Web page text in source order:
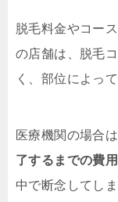
脱毛料金やコー
の店舗は、脱毛
く、部位によっ
医療機関の場合
了するまでの費
中で断念してし